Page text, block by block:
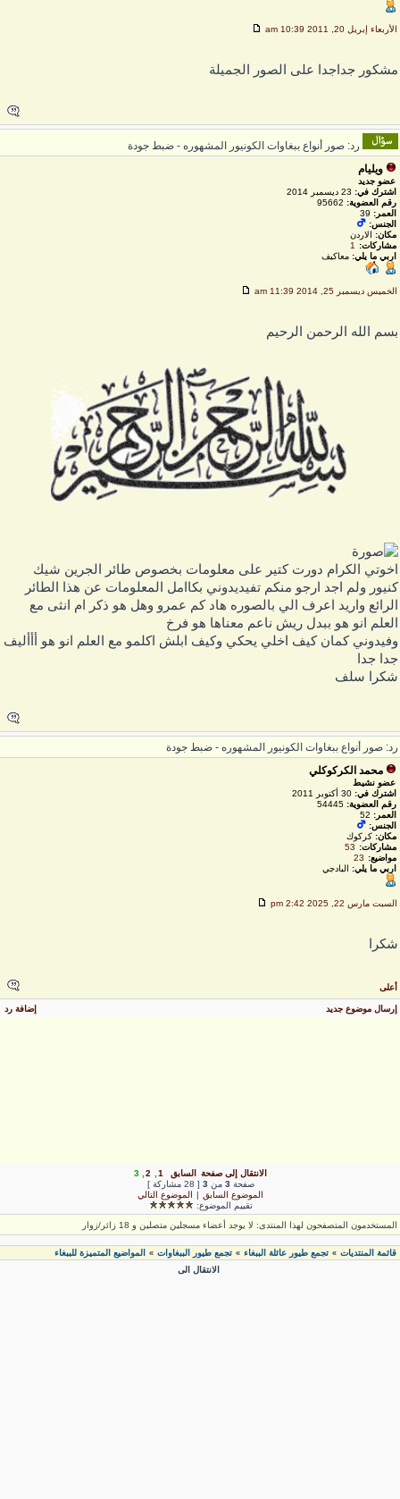
الأربعاء إبريل 20, 2011 10:39 am
جداجدا على الصور الجميلة
رد: صور أنواع ببغاوات الكونيور المشهوره - ضبط جودة
ويليام
عضو جديد
اشترك في:23 ديسمبر 2014
رقم العضوية:95662
العمر: 39
الجنس:
مكان:الاردن
مشاركات:
اربي ما يلي:معاكيف
الخميس ديسمبر 25, 2014 11:39 am
الله الرحمن الرحيم
الكرام دورت كتير على معلومات بخصوص طائر الجرين شيك
ولم اجد ارجو منكم تفيديدوني بكاامل المعلومات عن هذا الطائر
واريد اعرف الي بالصوره هاد كم عمرو وهل هو ذكر ام انثى مع
انو هو ببدل ريش ناعم معناها هو فرخ
كمان كيف اخلي يحكي وكيف ابلش اكلمو مع العلم انو هو أأأليف
جدا
سلف
صور أنواع ببغاوات الكونيور المشهوره - ضبط جودة
محمد الكركوكلي
عضو نشيط
اشترك في:30 أكتوبر 2011
رقم العضوية:54445
العمر: 52
الجنس:
مكان:كركوك
مشاركات:
53
مواضيع:
23
اربي ما يلي:البادجي
السبت مارس 22, 2025 2:42 pm
أعلى
إرسال موضوع جديد إضافة رد
الانتقال إلى صفحة السابق ,
2
,
3
صفحة3من 3[ 28 مشاركة ]
الموضوع السابق| الموضوع التالي
تقييم الموضوع:
المستخدمون المتصفحون لهذا المنتدى: لا يوجد أعضاء مسجلين متصلين و 18 زائر/زوار
قائمة المنتديات» تجمع طيور عائلة الببغاء» تجمع طيور الببغاوات»
المواضيع المتميزة للببغاء
الانتقال الى